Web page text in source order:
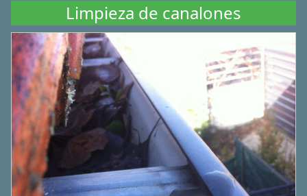
Limpieza de canalones